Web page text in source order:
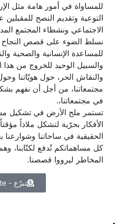
للمساواة في أمور هامة مثل
التوعية وتقديم النصح
الاجتماعي ونشطاء المجتمع
نسلط الضوء على قصص النجاح
للمساعدة الإنسانية والصحية
والسبيل الوحيد للخروج من هذا
والنقاش الحر، حول هويّاتنا
مجتمعاتنا، من أجل أن نفهم
في مجتمعاتنا،.
تستمر ملح الأرض في تشكيل
الأفكار بحرّية لتشكل ملاذاً
الحقيقية في ساحاتنا وشوارعنا
كل مساهماتكم تُدفع لكتّابنا،
المخاطر ليرووا قصصنا.
تبرّع - Donate